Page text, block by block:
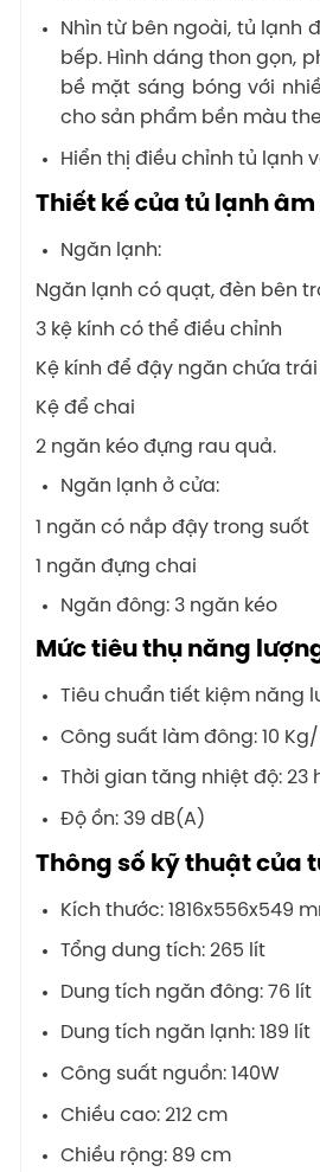
Nhìn từ bên ngoài, tủ lạnh
bếp. Hình dáng thon gọn,
bề mặt sáng bóng với
cho sản phẩm bền màu
Hiển thị điều chỉnh tủ lạnh
Thiết kế của tủ lạnh âm
Ngăn lạnh:
Ngăn lạnh có quạt, đèn bên
3 kệ kính có thể điều chỉnh
Kệ kính để đậy ngăn chứa
Kệ để chai
2 ngăn kéo đựng rau quả.
Ngăn lạnh ở cửa:
1 ngăn có nắp đậy trong suốt
1 ngăn đựng chai
Ngăn đông: 3 ngăn kéo
Mức tiêu thụ năng
Tiêu chuẩn tiết kiệm năng
Công suất làm đông: 10
Thời gian tăng nhiệt độ: 23
Độ ồn: 39 dB(A)
Thông số kỹ thuật của
Kích thước: 1816x556x549
Tổng dung tích: 265 lít
Dung tích ngăn đông: 76 lít
Dung tích ngăn lạnh: 189 lít
Công suất nguồn: 140W
Chiều cao: 212 cm
Chiều rộng: 89 cm